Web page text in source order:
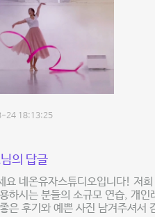
24 18:13:25
의 답글
요 네온유자스튜디오입니다! 저
하시는 분들의 소규모 연습, 개
은 후기와 예쁜 사진 남겨주셔서